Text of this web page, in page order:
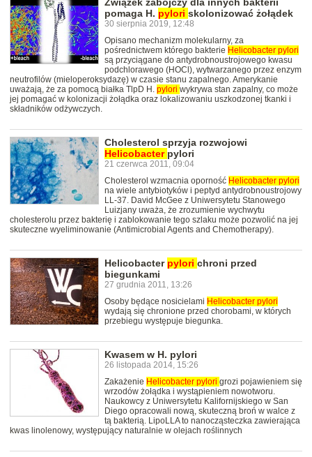
Związek zabójczy dla innych bakterii
pomaga H. pylori skolonizować żołądek
30 sierpnia 2019, 12:48
Opisano mechanizm molekularny, za
pośrednictwem którego bakterie Helicobacter pylori
są przyciągane do antydrobnoustrojowego kwasu
podchlorawego (HOCl), wytwarzanego przez enzym
neutrofilów (mieloperoksydazę) w czasie stanu zapalnego. Amerykanie
uważają, że za pomocą białka TlpD H. pylori wykrywa stan zapalny, co może
jej pomagać w kolonizacji żołądka oraz lokalizowaniu uszkodzonej tkanki i
składników odżywczych.
Cholesterol sprzyja rozwojowi
Helicobacter pylori
21 czerwca 2011, 09:04
Cholesterol wzmacnia oporność Helicobacter pylori
na wiele antybiotyków i peptyd antydrobnoustrojowy
LL-37. David McGee z Uniwersytetu Stanowego
Luizjany uważa, że zrozumienie wychwytu
cholesterolu przez bakterię i zablokowanie tego szlaku może pozwolić na jej
skuteczne wyeliminowanie (Antimicrobial Agents and Chemotherapy).
Helicobacter pylori chroni przed
biegunkami
27 grudnia 2011, 13:26
Osoby będące nosicielami Helicobacter pylori
wydają się chronione przed chorobami, w których
przebiegu występuje biegunka.
Kwasem w H. pylori
26 listopada 2014, 15:26
Zakażenie Helicobacter pylori grozi pojawieniem się
wrzodów żołądka i wystąpieniem nowotworu.
Naukowcy z Uniwersytetu Kalifornijskiego w San
Diego opracowali nową, skuteczną broń w walce z
tą bakterią. LipoLLA to nanocząsteczka zawierająca
kwas linolenowy, występujący naturalnie w olejach roślinnych